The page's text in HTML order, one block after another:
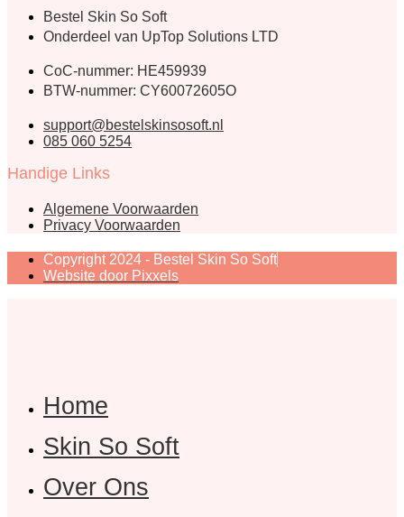
Bestel Skin So Soft
Onderdeel van UpTop Solutions LTD
CoC-nummer: HE459939
BTW-nummer: CY60072605O
support@bestelskinsosoft.nl
085 060 5254
Handige Links
Algemene Voorwaarden
Privacy Voorwaarden
Copyright 2024 - Bestel Skin So Soft
Website door Pixxels
Home
Skin So Soft
Over Ons